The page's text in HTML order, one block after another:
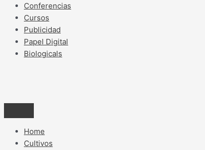
Conferencias
Cursos
Publicidad
Papel Digital
Biologicals
Home
Cultivos